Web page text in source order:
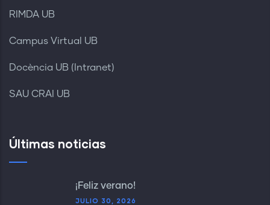
RIMDA UB
Campus Virtual UB
Docència UB (Intranet)
SAU CRAI UB
Últimas noticias
¡Feliz verano!
JULIO 30, 2026